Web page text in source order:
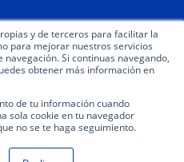
y de terceros para facilitar la
para mejorar nuestros servicios
Si continuas navegando,
obtener más información en
de tu información cuando
sola cookie en tu navegador
no se te haga seguimiento.